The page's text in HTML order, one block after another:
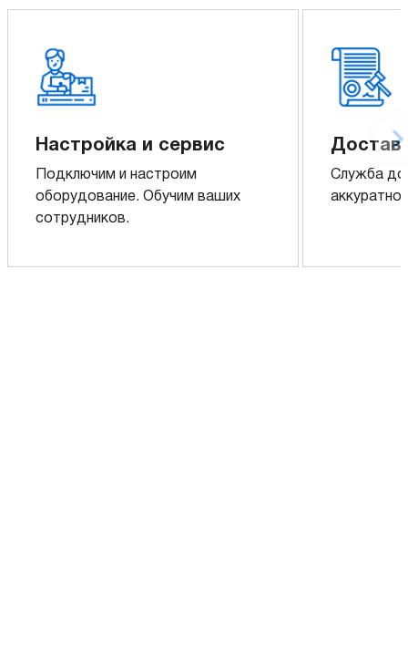
Настройка и сервис
Подключим и настроим
оборудование. Обучим ваших
сотрудников.
Служба
аккуратно